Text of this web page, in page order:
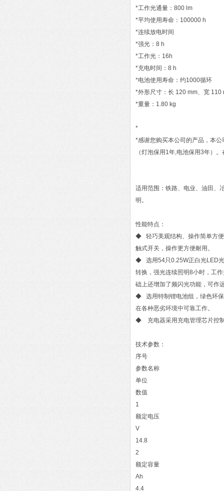
*工作光通量：800 lm
*平均使用寿命：100000 h
*连续放电时间
*强光：8 h
*工作光：16h
*充电时间：8 h
*电池使用寿命：约1000循环
*外形尺寸：长 120 mm、宽 110
*重量：1.80 kg
*
*感谢您购买本公司的产品，本
（灯泡保用1年,电池保用3年）
适用范围：铁路、电业、油田、
明。
性能特点：
◆ 轻巧美观结构、操作简单方便
触式开关，操作更方便耐用。
◆ 选用54只0.25W正白光LED光
转换，强光连续照明8小时，工
础上还增加了频闪光功能，可作
◆ 选用特制锂电池组，绿色环保
在各种恶劣环境中可靠工作。
◆ 充电器采用充电管理芯片控制
技术参数：
序号
参数名称
单位
数值
1
额定电压
V
14.8
2
额定容量
Ah
4.4